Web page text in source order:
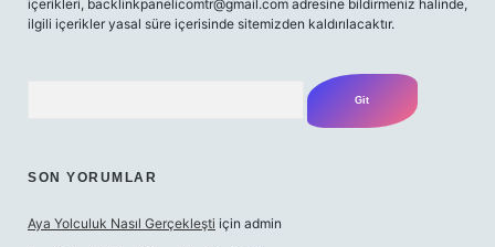
içerikleri, backlinkpanelicomtr@gmail.com adresine bildirmeniz halinde,
ilgili içerikler yasal süre içerisinde sitemizden kaldırılacaktır.
SON YORUMLAR
Aya Yolculuk Nasıl Gerçekleşti için admin